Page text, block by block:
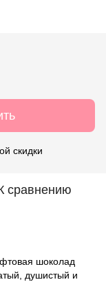
скидки
сравнению
шоколад
душистый и